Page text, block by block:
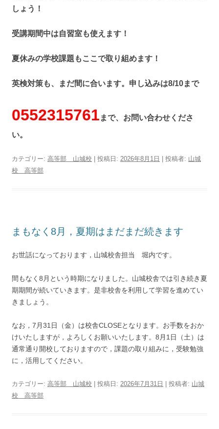
しょう！
受講期間中は自習室も使えます！
夏休みの学校課題もここで取り組めます！
英検対策も、まだ間に合います。申し込みは8/10まで
0552315761 まで、お問い合わせくださ
い。
カテゴリー: 高等部 山城校 | 投稿日: 2026年8月1日 投稿者: 山城
校 高等部
まもなく8月，夏期はまだまだ続きます
お世話になっております，山城校舎担当 堀内です。
間もなく8月という時期になりました。山城校舎では引き続き夏
期期間が続いていきます。是非校舎を利用して学習を進めてい
きましょう。
なお，7月31日（金）は校舎CLOSEとなります。お手数をおか
けいたしますが，よろしくお願いいたします。8月1日（土）は
通常通り開校しておりますので，課題の取り組みに，受験勉強
に，活用してください。
カテゴリー: 高等部 山城校 | 投稿日: 2026年7月31日 投稿者: 山城
校 高等部